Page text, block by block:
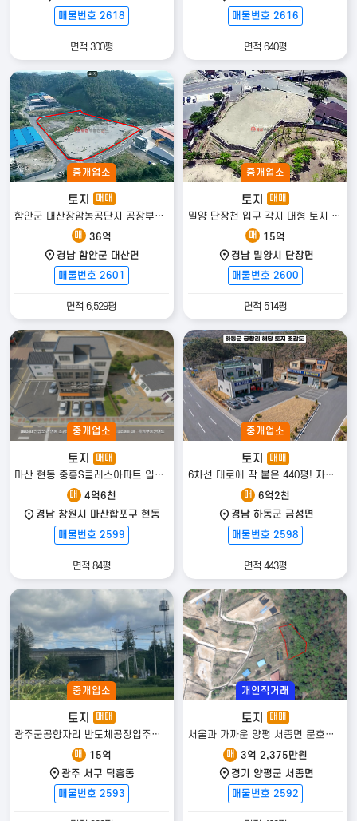
매물번호 2618
면적 300평
매물번호 2616
면적 640평
중개업소
토지 매매
함안군 대산장암농공단지 공장부지 매매
매 36억
경남 함안군 대산면
매물번호 2601
면적 6,529평
중개업소
토지 매매
밀양 단장천 입구 각지 대형 토지 매매{표충사길]
매
15억
경남 밀양시 단장면
매물번호 2600
면적 514평
중개업소
토지 매매
마산 현동 중흥S클레스아파트 입구 토지 매매
매 4억6천
경남 창원시 마산합포구 현동
매물번호 2599
면적 84평
중개업소
토지 매매
6차선 대로에 딱 붙은 440평! 자재상·건축자재상/카센터 추천하는 명당 자리
매
6억2천
경남 하동군 금성면
매물번호 2598
면적 443평
중개업소
토지 매매
광주군공항자리 반도체공장입주시 수혜지역....
매 15억
광주 서구 덕흥동
매물번호 2593
개인직거래
토지 매매
서울과 가까운 양평 서종면 문호리에 위치한 농림지역 토지
매
3억 2,375만원
경기 양평군 서종면
매물번호 2592